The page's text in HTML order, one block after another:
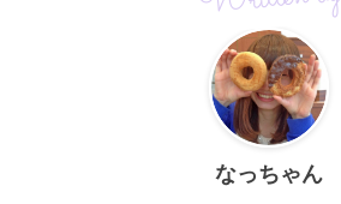
なっちゃん